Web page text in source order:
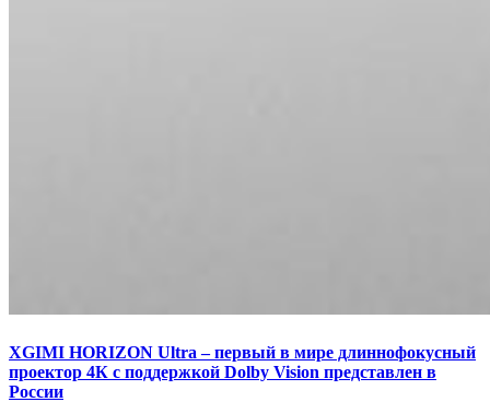
XGIMI HORIZON Ultra – первый в мире длиннофокусный
проектор 4К с поддержкой Dolby Vision представлен в
России